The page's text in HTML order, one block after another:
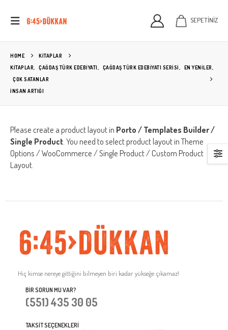
SEPETİNİZ
HOME
KITAPLAR
KİTAPLAR
ÇAĞDAŞ TÜRK EDEBIYATI ÇAĞDAŞ TÜRK EDEBIYATI SERISI EN YENİLER
ÇOK SATANLAR
İNSAN ARTIĞI
Please create a product layout in Porto / Templates Builder /
Single Product . You need to select product layout in Theme
Options / WooCommerce / Single Product / Custom Product
Layout.
Hiç kimse nereye gittiğini bilmeyen biri kadar yükseğe çıkamaz!
BIR SORUN MU VAR?
(551) 435 30 05
TAKSIT SEÇENEKLERI